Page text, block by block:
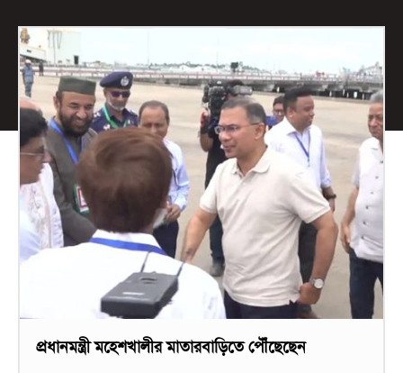
প্রধানমন্ত্রী মহেশখালীর মাতারবাড়িতে পৌঁছেছেন